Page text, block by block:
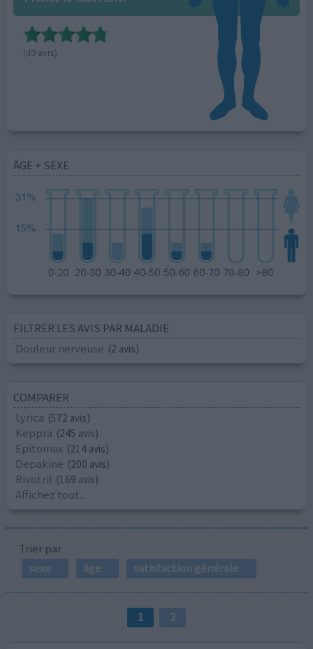
(49 avis)
ÂGE + SEXE
FILTRER LES AVIS PAR MALADIE
Douleur nerveuse (2 avis)
COMPARER
Lyrica (572 avis)
Keppra (245 avis)
Epitomax (214 avis)
Depakine (200 avis)
Rivotril (169 avis)
Affichez tout...
Trier par
sexe
âge satisfaction générale
1 2